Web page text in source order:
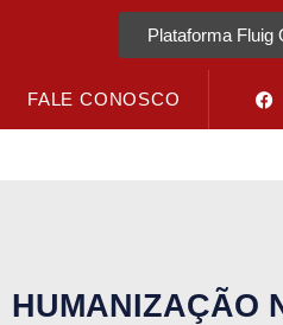
Plataforma Fluig
FALE CONOSCO
HUMANIZAÇÃO